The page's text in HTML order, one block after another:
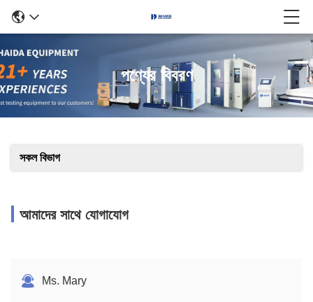
পণ্যের বিবরণ
সকল বিভাগ
আমাদের সাথে যোগাযোগ
Ms. Mary